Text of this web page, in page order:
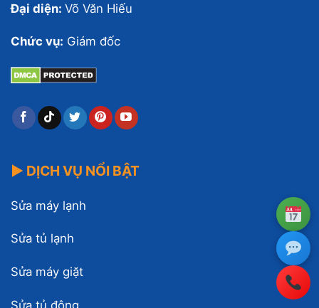
Đại diện: Võ Văn Hiếu
Chức vụ: Giám đốc
▶ DỊCH VỤ NỔI BẬT
Sửa máy lạnh
Sửa tủ lạnh
Sửa máy giặt
Sửa tủ đông